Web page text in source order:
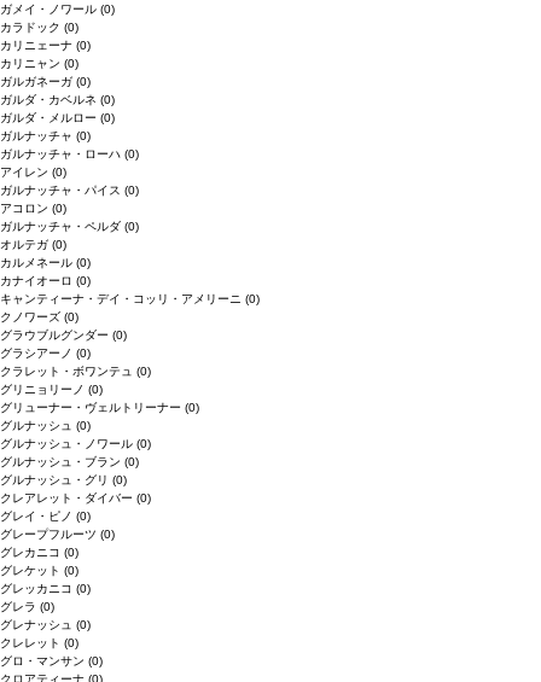
ガメイ・ノワール (0)
カラドック (0)
カリニェーナ (0)
カリニャン (0)
ガルガネーガ (0)
ガルダ・カベルネ (0)
ガルダ・メルロー (0)
ガルナッチャ (0)
ガルナッチャ・ローハ (0)
アイレン (0)
ガルナッチャ・パイス (0)
アコロン (0)
ガルナッチャ・ペルダ (0)
オルテガ (0)
カルメネール (0)
カナイオーロ (0)
キャンティーナ・デイ・コッリ・アメリーニ (0)
クノワーズ (0)
グラウブルグンダー (0)
グラシアーノ (0)
クラレット・ボワンテュ (0)
グリニョリーノ (0)
グリューナー・ヴェルトリーナー (0)
グルナッシュ (0)
グルナッシュ・ノワール (0)
グルナッシュ・ブラン (0)
グルナッシュ・グリ (0)
クレアレット・ダイバー (0)
グレイ・ピノ (0)
グレープフルーツ (0)
グレカニコ (0)
グレケット (0)
グレッカニコ (0)
グレラ (0)
グレナッシュ (0)
クレレット (0)
グロ・マンサン (0)